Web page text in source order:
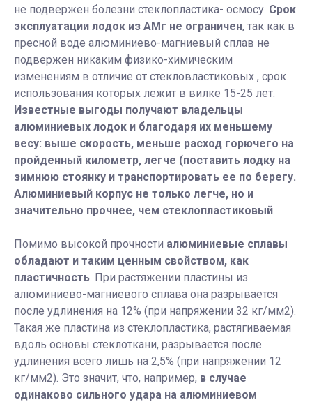
не подвержен болезни стеклопластика- осмосу. Срок
эксплуатации лодок из АМг не ограничен, так как в
пресной воде алюминиево-магниевый сплав не
подвержен никаким физико-химическим
изменениям в отличие от стекловластиковых , срок
использования которых лежит в вилке 15-25 лет.
Известные выгоды получают владельцы
алюминиевых лодок и благодаря их меньшему
весу: выше скорость, меньше расход горючего на
пройденный километр, легче (поставить лодку на
зимнюю стоянку и транспортировать ее по берегу.
Алюминиевый корпус не только легче, но и
значительно прочнее, чем стеклопластиковый.
Помимо высокой прочности алюминиевые сплавы
обладают и таким ценным свойством, как
пластичность. При растяжении пластины из
алюминиево-магниевого сплава она разрывается
после удлинения на 12% (при напряжении 32 кг/мм2).
Такая же пластина из стеклопластика, растягиваемая
вдоль основы стеклоткани, разрывается после
удлинения всего лишь на 2,5% (при напряжении 12
кг/мм2). Это значит, что, например, в случае
одинаково сильного удара на алюминиевом